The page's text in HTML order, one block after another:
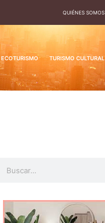
QUIÉNES SOMOS
ECOTURISMO TURISMO CULTURAL